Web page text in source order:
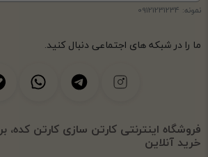
نمونه: 09121231234
ما را در شبکه های اجتماعی دنبال کنید.
فروشگاه اینترنتی کارتن سازی کارتن کده،
خرید آنلاین